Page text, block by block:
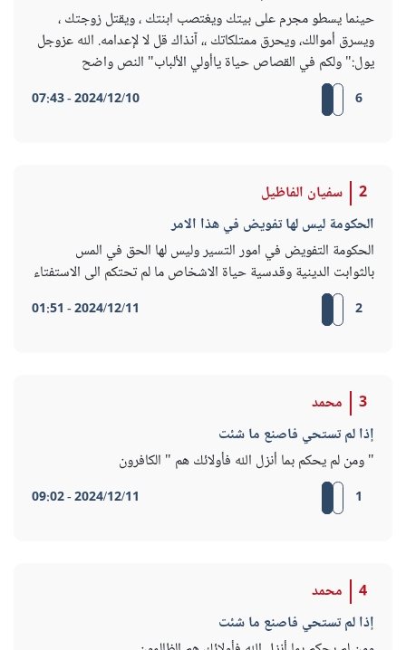
حينما يسطو مجرم على بيتك ويغتصب ابنتك ، ويقتل زوجتك ،
ويسرق أموالك، ويحرق ممتلكاتك ،، آنذاك قل لا لإعدامه. الله عزوجل
يول:" ولكم في القصاص حياة ياأولي الألباب" النص واضح
6
2024/12/10 - 07:43
2
سفيان الفاظيل
الحكومة ليس لها تفويض في هذا الامر
الحكومة التفويض في امور التسير وليس لها الحق في المس
بالثوابت الدينية وقدسية حياة الاشخاص ما لم تحتكم الى الاستفتاء
2
2024/12/11 - 01:51
3
محمد
إذا لم تستحي فاصنع ما شئت
" ومن لم يحكم بما أنزل الله فأولائك هم " الكافرون
1
2024/12/11 - 09:02
4
محمد
إذا لم تستحي فاصنع ما شئت